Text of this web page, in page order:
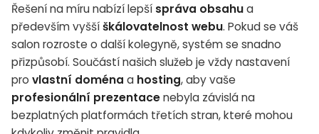
Řešení na míru nabízí lepší správa obsahua
především vyššíškálovatelnost webu. Pokud se váš
salon rozroste o další kolegyně, systém se snadno
přizpůsobí. Součástí našich služeb je vždy nastavení
pro vlastní doména a hosting, aby vaše
profesionální prezentacenebyla závislá na
bezplatných platformách třetích stran, které mohou